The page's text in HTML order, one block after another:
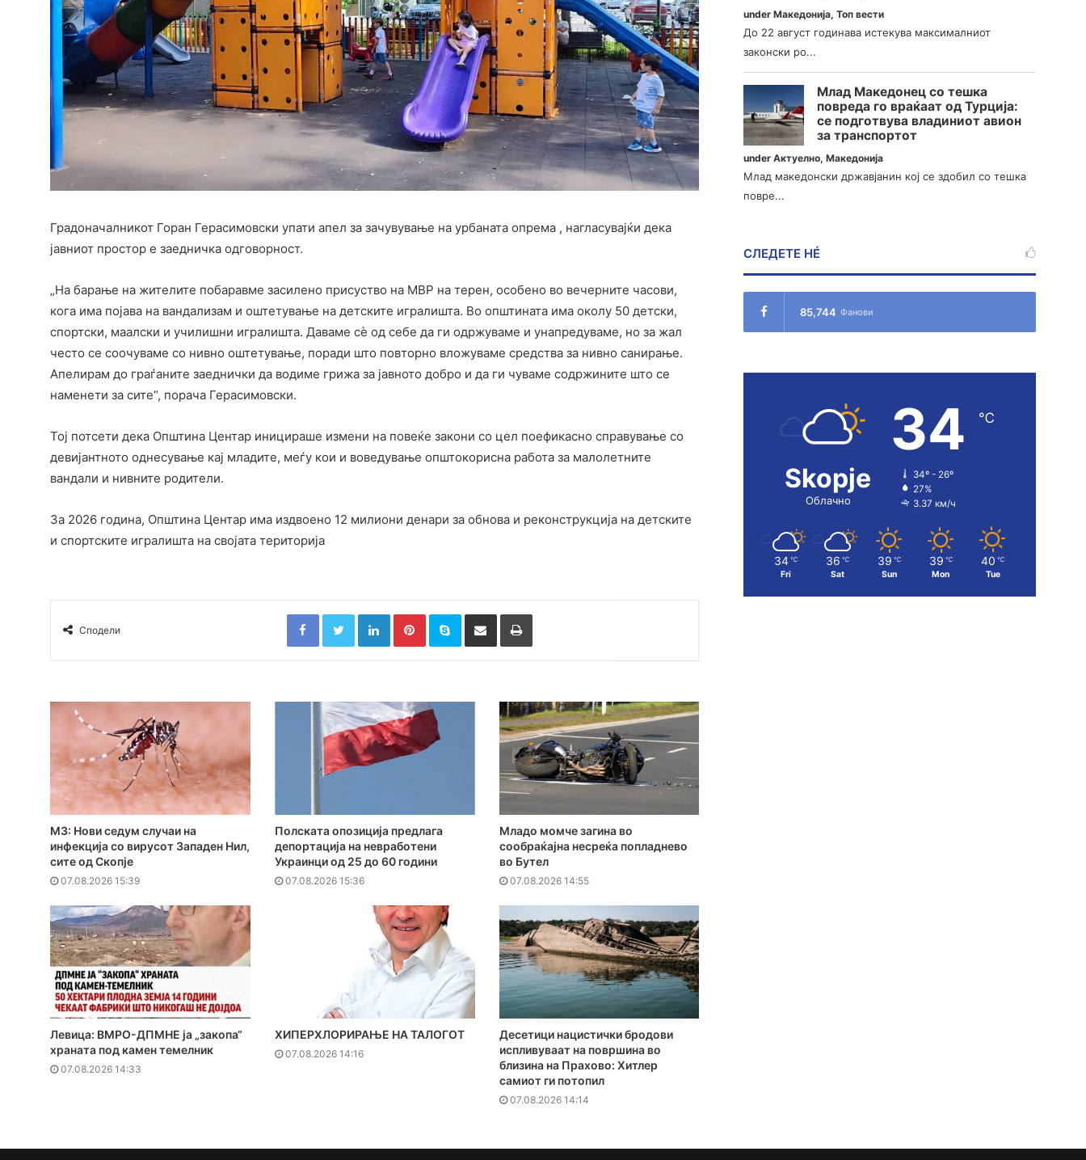
Градоначалникот Горан Герасимовски упати апел за зачувување на урбаната опрема , нагласувајќи дека
јавниот простор е заедничка одговорност.
„На барање на жителите побаравме засилено присуство на МВР на терен, особено во вечерните часови,
кога има појава на вандализам и оштетување на детските игралишта. Во општината има околу 50 детски,
спортски, маалски и училишни игралишта. Даваме сѐ од себе да ги одржуваме и унапредуваме, но за жал
често се соочуваме со нивно оштетување, поради што повторно вложуваме средства за нивно санирање.
Апелирам до граѓаните заеднички да водиме грижа за јавното добро и да ги чуваме содржините што се
наменети за сите“, порача Герасимовски.
Тој потсети дека Општина Центар иницираше измени на повеќе закони со цел поефикасно справување со
девијантното однесување кај младите, меѓу кои и воведување општокорисна работа за малолетните
вандали и нивните родители.
За 2026 година, Општина Центар има издвоено 12 милиони денари за обнова и реконструкција на детските
и спортските игралишта на својата територија
Сподели
FacebookTwitterLinkedInPinterestSkype Сподели преку Е-маил Испринтај
МЗ: Нови седум случаи на
инфекција со вирусот Западен Нил,
сите од Скопје
07.08.2026 15:39
Полската опозиција предлага
депортација на невработени
Украинци од 25 до 60 години
07.08.2026 15:36
Младо момче загина во
сообраќајна несреќа попладнево
во Бутел
07.08.2026 14:55
Левица: ВМРО-ДПМНЕ ја „закопа“
храната под камен темелник
07.08.2026 14:33
ХИПЕРХЛОРИРАЊЕ НА ТАЛОГОТ
07.08.2026 14:16
Десетици нацистички бродови
испливуваат на површина во
близина на Прахово: Хитлер
самиот ги потопил
07.08.2026 14:14
underМакедонија,Топ вести
До 22 август годинава истекува максималниот
законски ро...
Млад Македонец со тешка
повреда го враќаат од Турција:
се подготвува владиниот авион
за транспортот
underАктуелно,Македонија
Млад македонски државјанин кој се здобил со тешка
повре...
СЛЕДЕТЕ НÉ
85,744 Фанови
Skopje
Облачно
34 ℃
34º - 26º
27%
3.37 км/ч
34 ℃
Fri
36 ℃
Sat
39 ℃
Sun
39 ℃
Mon
40 ℃
Tue